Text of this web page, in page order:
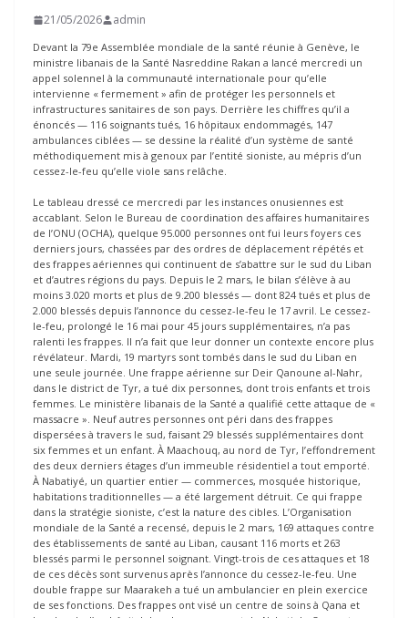
21/05/2026 admin
Devant la 79e Assemblée mondiale de la santé réunie à Genève, le
ministre libanais de la Santé Nasreddine Rakan a lancé mercredi un
appel solennel à la communauté internationale pour qu’elle
intervienne « fermement » afin de protéger les personnels et
infrastructures sanitaires de son pays. Derrière les chiffres qu’il a
énoncés — 116 soignants tués, 16 hôpitaux endommagés, 147
ambulances ciblées — se dessine la réalité d’un système de santé
méthodiquement mis à genoux par l’entité sioniste, au mépris d’un
cessez-le-feu qu’elle viole sans relâche.
Le tableau dressé ce mercredi par les instances onusiennes est
accablant. Selon le Bureau de coordination des affaires humanitaires
de l’ONU (OCHA), quelque 95.000 personnes ont fui leurs foyers ces
derniers jours, chassées par des ordres de déplacement répétés et
des frappes aériennes qui continuent de s’abattre sur le sud du Liban
et d’autres régions du pays. Depuis le 2 mars, le bilan s’élève à au
moins 3.020 morts et plus de 9.200 blessés — dont 824 tués et plus de
2.000 blessés depuis l’annonce du cessez-le-feu le 17 avril. Le cessez-
le-feu, prolongé le 16 mai pour 45 jours supplémentaires, n’a pas
ralenti les frappes. Il n’a fait que leur donner un contexte encore plus
révélateur. Mardi, 19 martyrs sont tombés dans le sud du Liban en
une seule journée. Une frappe aérienne sur Deir Qanoune al-Nahr,
dans le district de Tyr, a tué dix personnes, dont trois enfants et trois
femmes. Le ministère libanais de la Santé a qualifié cette attaque de «
massacre ». Neuf autres personnes ont péri dans des frappes
dispersées à travers le sud, faisant 29 blessés supplémentaires dont
six femmes et un enfant. À Maachouq, au nord de Tyr, l’effondrement
des deux derniers étages d’un immeuble résidentiel a tout emporté.
À Nabatiyé, un quartier entier — commerces, mosquée historique,
habitations traditionnelles — a été largement détruit. Ce qui frappe
dans la stratégie sioniste, c’est la nature des cibles. L’Organisation
mondiale de la Santé a recensé, depuis le 2 mars, 169 attaques contre
des établissements de santé au Liban, causant 116 morts et 263
blessés parmi le personnel soignant. Vingt-trois de ces attaques et 18
de ces décès sont survenus après l’annonce du cessez-le-feu. Une
double frappe sur Maarakeh a tué un ambulancier en plein exercice
de ses fonctions. Des frappes ont visé un centre de soins à Qana et